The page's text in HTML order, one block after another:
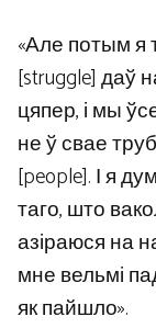
«Але потым я
[struggle] даў
цяпер, і мы
не ў свае
[people]. І я
таго, што
азіраюся на
мне вельмі
як пайшло».